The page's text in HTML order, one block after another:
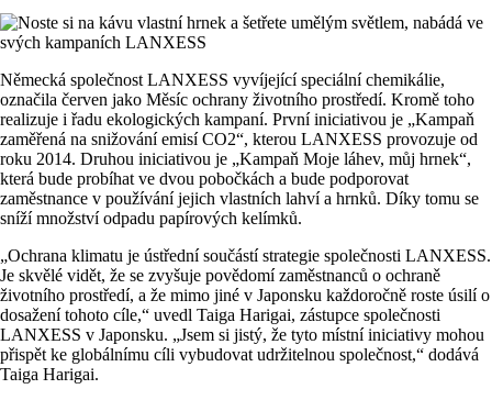
Německá společnost LANXESS vyvíjející speciální chemikálie,
označila červen jako Měsíc ochrany životního prostředí. Kromě toho
realizuje i řadu ekologických kampaní. První iniciativou je „Kampaň
zaměřená na snižování emisí CO2“, kterou LANXESS provozuje od
roku 2014. Druhou iniciativou je „Kampaň Moje láhev, můj hrnek“,
která bude probíhat ve dvou pobočkách a bude podporovat
zaměstnance v používání jejich vlastních lahví a hrnků. Díky tomu se
sníží množství odpadu papírových kelímků.
„Ochrana klimatu je ústřední součástí strategie společnosti LANXESS.
Je skvělé vidět, že se zvyšuje povědomí zaměstnanců o ochraně
životního prostředí, a že mimo jiné v Japonsku každoročně roste úsilí o
dosažení tohoto cíle,“ uvedl Taiga Harigai, zástupce společnosti
LANXESS v Japonsku. „Jsem si jistý, že tyto místní iniciativy mohou
přispět ke globálnímu cíli vybudovat udržitelnou společnost,“ dodává
Taiga Harigai.